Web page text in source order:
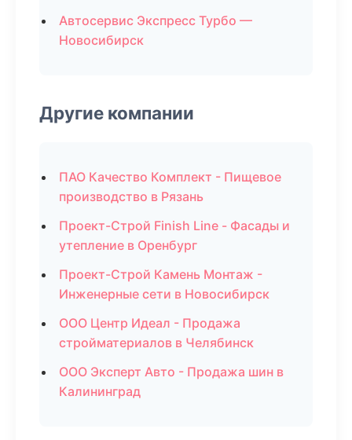
Автосервис Экспресс Турбо —
Новосибирск
Другие компании
ПАО Качество Комплект - Пищевое
производство в Рязань
Проект-Строй Finish Line - Фасады и
утепление в Оренбург
Проект-Строй Камень Монтаж -
Инженерные сети в Новосибирск
ООО Центр Идеал - Продажа
стройматериалов в Челябинск
ООО Эксперт Авто - Продажа шин в
Калининград